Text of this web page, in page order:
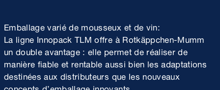
Emballage varié de mousseux et de vin:
La ligne Innopack TLM offre à Rotkäppchen-Mumm
un double avantage : elle permet de réaliser de
manière fiable et rentable aussi bien les adaptations
destinées aux distributeurs que les nouveaux